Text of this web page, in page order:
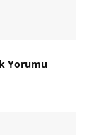
Yorumu